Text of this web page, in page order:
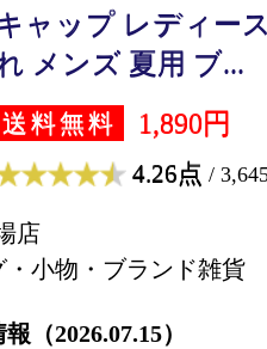
ャップ レディー
メンズ 夏用 ブ...
送料無料 1,890円
4.26点 /
店
小物・ブランド雑貨
（2026.07.15）